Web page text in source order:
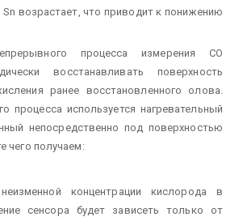
возрастает, что приводит к понижению
процесса измерения СО
восстанавливать поверхность
ранее восстановленного олова.
процесса используется нагревательный
непосредственно под поверхностью
чего получаем:
концентрации кислорода в
сенсора будет зависеть только от